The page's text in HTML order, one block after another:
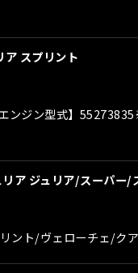
スプリント
ン型式】
ジュリア/スーパー/
ト/ヴェローチェ/ク